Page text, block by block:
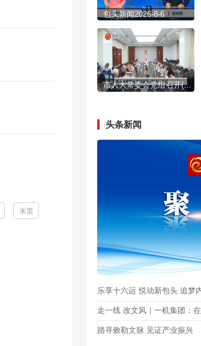
末页
包头新闻2026-8-6
市人大常委会党组召开(扩大)会议
头条新闻
踏寻敕勒文脉 见证产业振兴